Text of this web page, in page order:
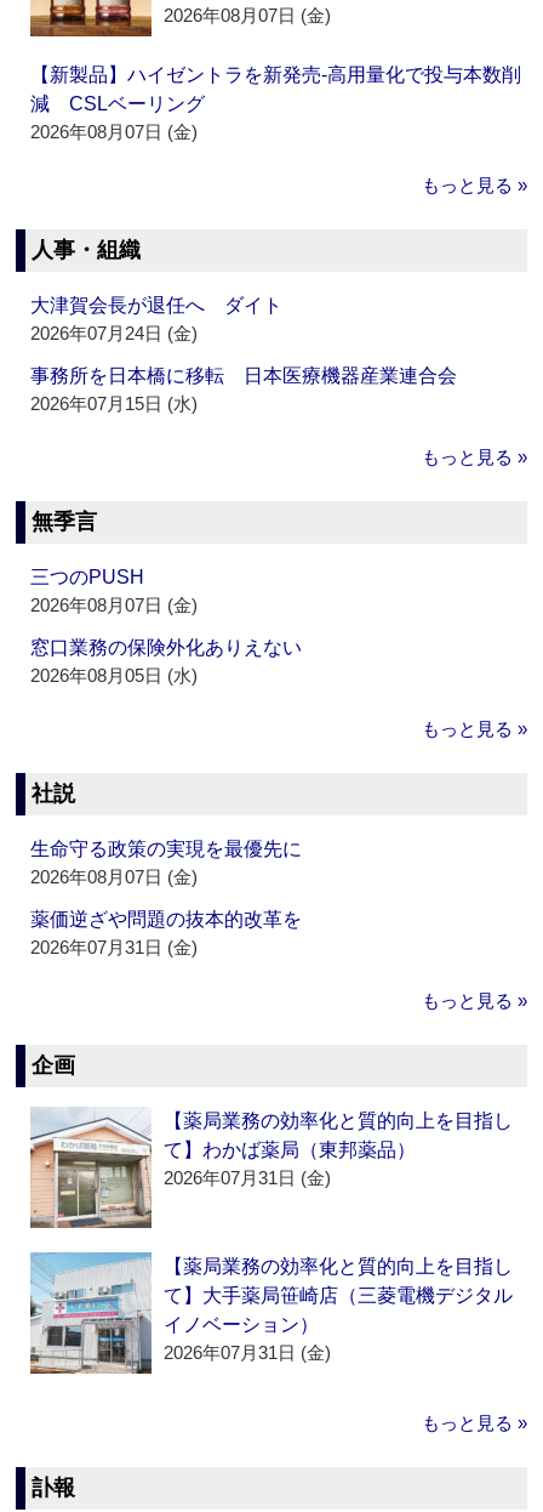
2026年08月07日 (金)
【新製品】ハイゼントラを新発売‐高用量化で投与本数削
減 CSLベーリング
2026年08月07日 (金)
もっと見る »
人事・組織
大津賀会長が退任へ ダイト
2026年07月24日 (金)
事務所を日本橋に移転 日本医療機器産業連合会
2026年07月15日 (水)
もっと見る »
無季言
三つのPUSH
2026年08月07日 (金)
窓口業務の保険外化ありえない
2026年08月05日 (水)
もっと見る »
社説
生命守る政策の実現を最優先に
2026年08月07日 (金)
薬価逆ざや問題の抜本的改革を
2026年07月31日 (金)
もっと見る »
企画
【薬局業務の効率化と質的向上を目指し
て】わかば薬局（東邦薬品）
2026年07月31日 (金)
【薬局業務の効率化と質的向上を目指し
て】大手薬局笹崎店（三菱電機デジタル
イノベーション）
2026年07月31日 (金)
もっと見る »
訃報